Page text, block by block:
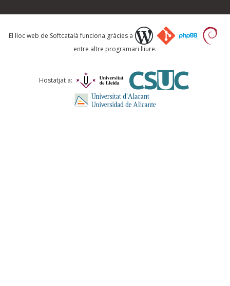
Què proposeu?
Comentari *
El lloc web de Softcatalà funciona gràcies a
entre altre programari lliure.
Hostatjat a: